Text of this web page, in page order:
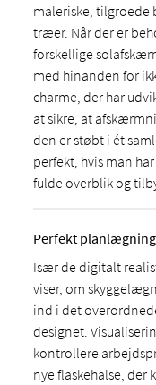
maleriske, tilgroede
træer. Når der er
forskellige
med hinanden for
charme, der har
at sikre, at
den er støbt i ét
perfekt, hvis man
fulde overblik og
Perfekt
Især de digitalt
viser, om
ind i det
designet.
kontrollere
nye flaskehalse, der